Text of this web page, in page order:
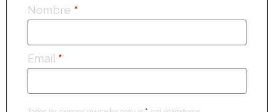
Nombre *
Email *